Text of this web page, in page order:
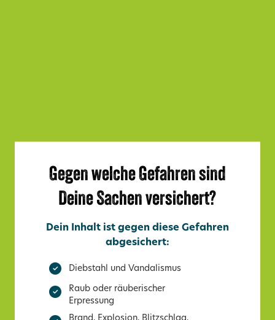
Gegen welche Gefahren sind
Deine Sachen versichert?
Dein Inhalt ist gegen diese Gefahren
abgesichert:
Diebstahl und Vandalismus
Raub oder räuberischer
Erpressung
Brand, Explosion, Blitzschlag,